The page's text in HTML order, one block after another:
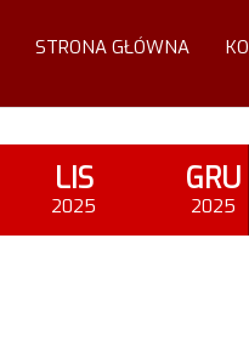
STRONA GŁÓWNA
LIS
2025
GRU
2025